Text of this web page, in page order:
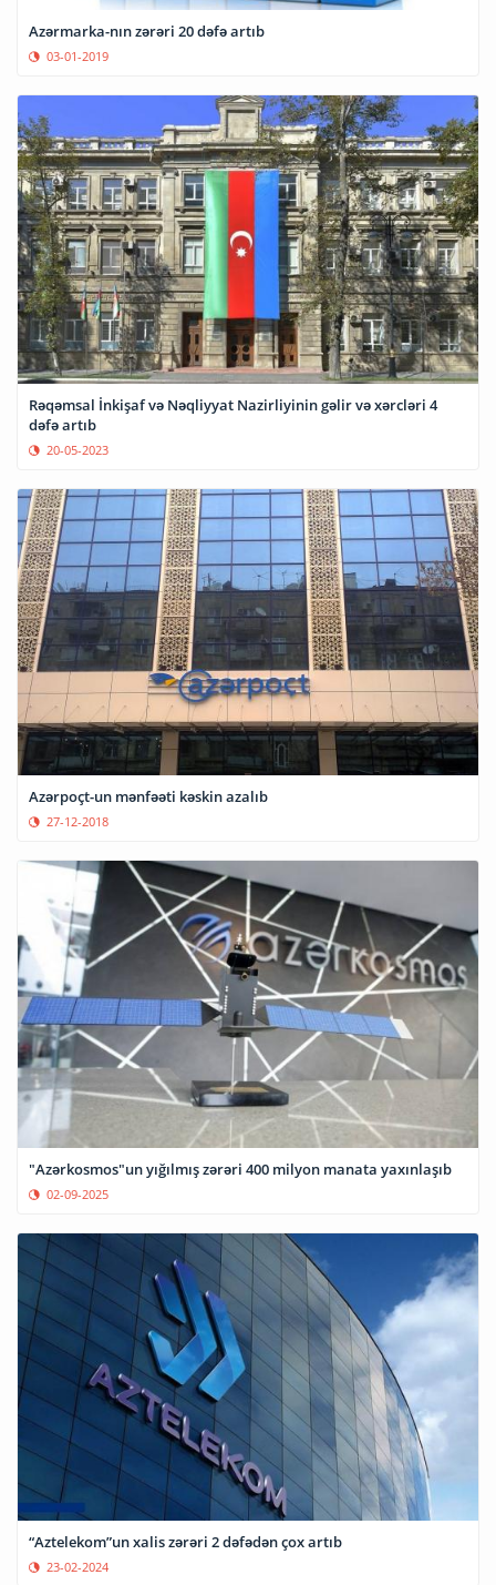
Azərmarka-nın zərəri 20 dəfə artıb
03-01-2019
Rəqəmsal İnkişaf və Nəqliyyat Nazirliyinin gəlir və xərcləri 4
dəfə artıb
20-05-2023
Azərpoçt-un mənfəəti kəskin azalıb
27-12-2018
"Azərkosmos"un yığılmış zərəri 400 milyon manata yaxınlaşıb
02-09-2025
“Aztelekom”un xalis zərəri 2 dəfədən çox artıb
23-02-2024